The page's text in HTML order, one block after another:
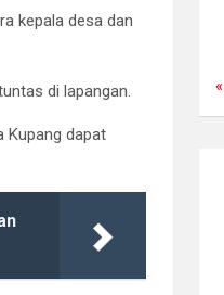
kepala desa dan
di lapangan.
Kupang dapat